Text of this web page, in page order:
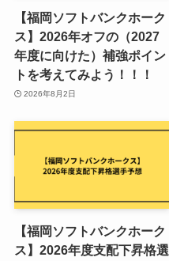
【福岡ソフトバンクホーク
ス】2026年オフの（2027
年度に向けた）補強ポイン
トを考えてみよう！！！
2026年8月2日
【福岡ソフトバンクホーク
ス】2026年度支配下昇格選